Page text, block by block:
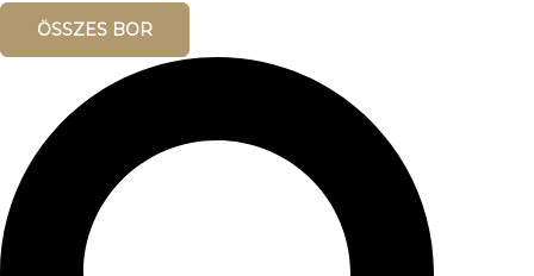
ÖSSZES BOR